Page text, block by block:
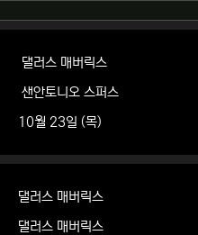
댈러스 매버릭스
샌안토니오 스퍼스
10월 23일 (목)
댈러스 매버릭스
댈러스 매버릭스